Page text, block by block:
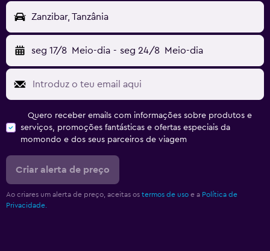
Zanzibar, Tanzânia
seg 17/8 Meio-dia - seg 24/8 Meio-dia
Quero receber emails com informações sobre produtos e
serviços, promoções fantásticas e ofertas especiais da
momondo e dos seus parceiros de viagem
Criar alerta de preço
Ao criares um alerta de preço, aceitas os termos de uso e a Política de
Privacidade.